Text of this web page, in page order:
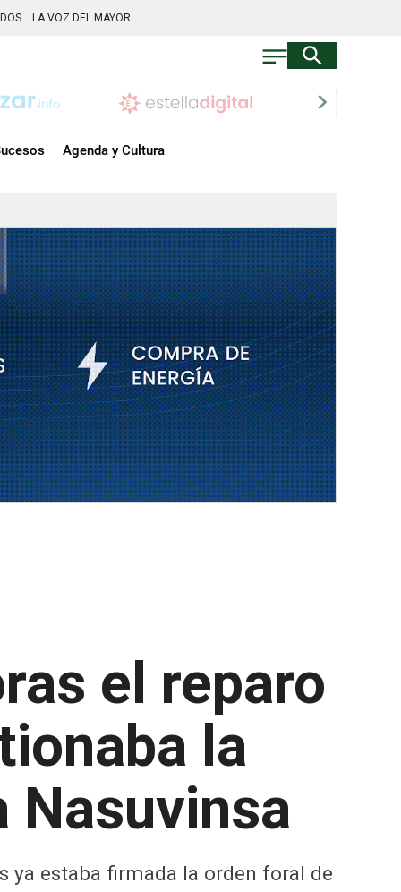
LA VOZ DEL MAYOR
chevron_right
Agenda y Cultura
el reparo
la
Nasuvinsa
ya estaba firmada la orden foral de